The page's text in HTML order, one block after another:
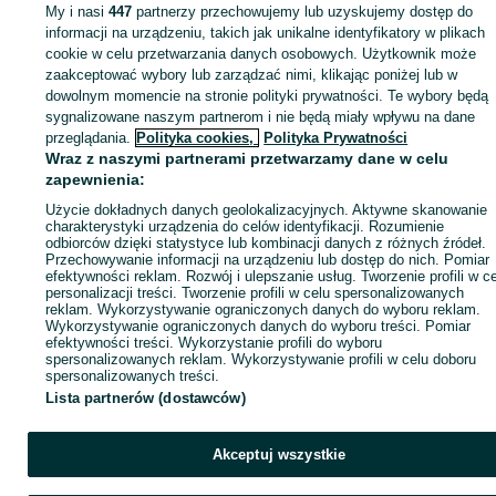
KATEGORIA
ID:1007944915 Wyświetlenia:
My i nasi447 partnerzy przechowujemy lub uzyskujemy dostęp do
informacji na urządzeniu, takich jak unikalne identyfikatory w plikach
cookie w celu przetwarzania danych osobowych. Użytkownik może
zaakceptować wybory lub zarządzać nimi, klikając poniżej lub w
dowolnym momencie na stronie polityki prywatności. Te wybory będą
sygnalizowane naszym partnerom i nie będą miały wpływu na dane
przeglądania. Polityka cookies, Polityka Prywatności
Wraz z naszymi partnerami przetwarzamy dane w celu
zapewnienia:
Użycie dokładnych danych geolokalizacyjnych. Aktywne skanowanie
charakterystyki urządzenia do celów identyfikacji. Rozumienie
odbiorców dzięki statystyce lub kombinacji danych z różnych źródeł.
Przechowywanie informacji na urządzeniu lub dostęp do nich. Pomiar
efektywności reklam. Rozwój i ulepszanie usług. Tworzenie profili w
personalizacji treści. Tworzenie profili w celu spersonalizowanych
reklam. Wykorzystywanie ograniczonych danych do wyboru reklam.
Wykorzystywanie ograniczonych danych do wyboru treści. Pomiar
efektywności treści. Wykorzystanie profili do wyboru
spersonalizowanych reklam. Wykorzystywanie profili w celu doboru
spersonalizowanych treści.
Lista partnerów (dostawców)
Akceptuj wszystkie